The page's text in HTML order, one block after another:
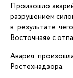
Произошло
разрушением
в результате
Восточная» с
Авария
Ростехнадзора.